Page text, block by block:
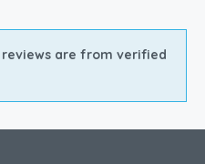
are from verified